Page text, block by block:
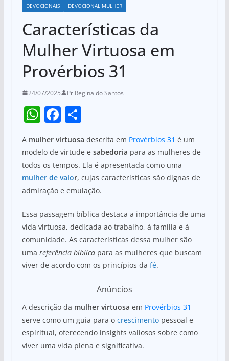
DEVOCIONAIS DEVOCIONAL MULHER
Características da
Mulher Virtuosa em
Provérbios 31
24/07/2025 Pr Reginaldo Santos
W
h
at
s
A
p
p
F
a
c
e
b
o
o
k
S
h
ar
e
A mulher virtuosa descrita em Provérbios 31 é um
modelo de virtude e sabedoria para as mulheres de
todos os tempos. Ela é apresentada como uma
mulher de valor, cujas características são dignas de
admiração e emulação.
Essa passagem bíblica destaca a importância de uma
vida virtuosa, dedicada ao trabalho, à família e à
comunidade. As características dessa mulher são
uma referência bíblicapara as mulheres que buscam
viver de acordo com os princípios da fé.
Anúncios
A descrição da mulher virtuosa em Provérbios 31
serve como um guia para o crescimentopessoal e
espiritual, oferecendo insights valiosos sobre como
viver uma vida plena e significativa.